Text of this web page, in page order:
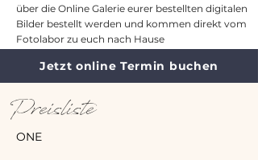
über die Online Galerie eurer bestellten digitalen
Bilder bestellt werden und kommen direkt vom
Fotolabor zu euch nach Hause
ONE
Preisliste
Jetzt online Termin buchen